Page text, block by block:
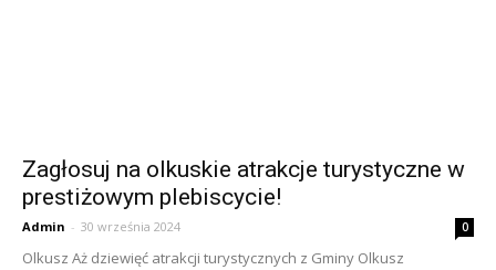
Zagłosuj na olkuskie atrakcje turystyczne w
prestiżowym plebiscycie!
Admin - 30 września 2024 0
Olkusz Aż dziewięć atrakcji turystycznych z Gminy Olkusz